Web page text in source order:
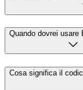
Quando dovrei usare
Cosa significa il